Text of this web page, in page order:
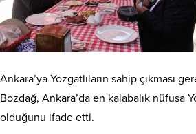
Ankara’ya Yozgatlıların sahip çıkması
Bozdağ, Ankara’da en kalabalık nüfusa
olduğunu ifade etti.